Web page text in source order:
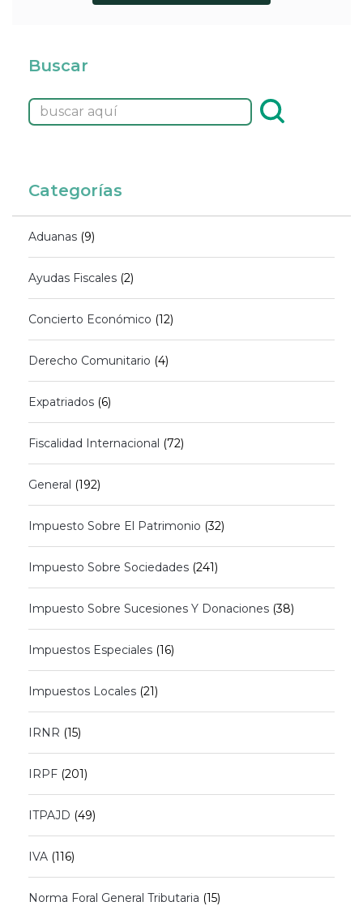
Buscar
Categorías
Aduanas (9)
Ayudas Fiscales (2)
Concierto Económico (12)
Derecho Comunitario (4)
Expatriados (6)
Fiscalidad Internacional (72)
General (192)
Impuesto Sobre El Patrimonio (32)
Impuesto Sobre Sociedades (241)
Impuesto Sobre Sucesiones Y Donaciones (38)
Impuestos Especiales (16)
Impuestos Locales (21)
IRNR (15)
IRPF (201)
ITPAJD (49)
IVA (116)
Norma Foral General Tributaria (15)